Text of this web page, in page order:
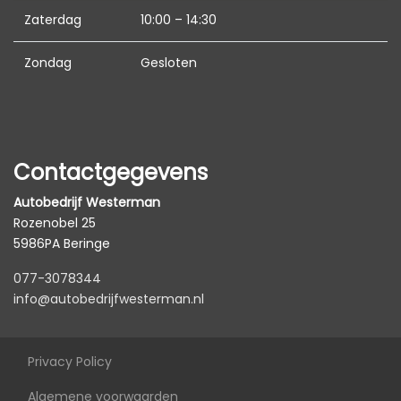
Lichtmetalen velgen 19"
Metaalkleur
Sportvelgen
Interieur
Achterbank in delen neerklapbaar
Achterbank verwarmd
Armsteun achter
Binnenspiegel automatisch dimmend
Electronic climate control
Zaterdag 10:00 – 14:30
Zondag Gesloten
Contactgegevens
Autobedrijf Westerman
Rozenobel 25
5986PA Beringe
077-3078344
info@autobedrijfwesterman.nl
Privacy Policy
Algemene voorwaarden